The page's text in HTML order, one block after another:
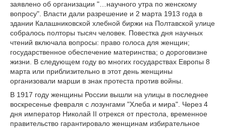
заявлено об организации "…научного утра по женскому
вопросу". Власти дали разрешение и 2 марта 1913 года в
здании Калашниковской хлебной биржи на Полтавской улице
собралось полторы тысяч человек. Повестка дня научных
чтений включала вопросы: право голоса для женщин;
государственное обеспечение материнства; о дороговизне
жизни. В следующем году во многих государствах Европы 8
марта или приблизительно в этот день женщины
организовали марши в знак протеста против войны.
В 1917 году женщины России вышли на улицы в последнее
воскресенье февраля с лозунгами "Хлеба и мира". Через 4
дня император Николай II отрекся от престола, временное
правительство гарантировало женщинам избирательное